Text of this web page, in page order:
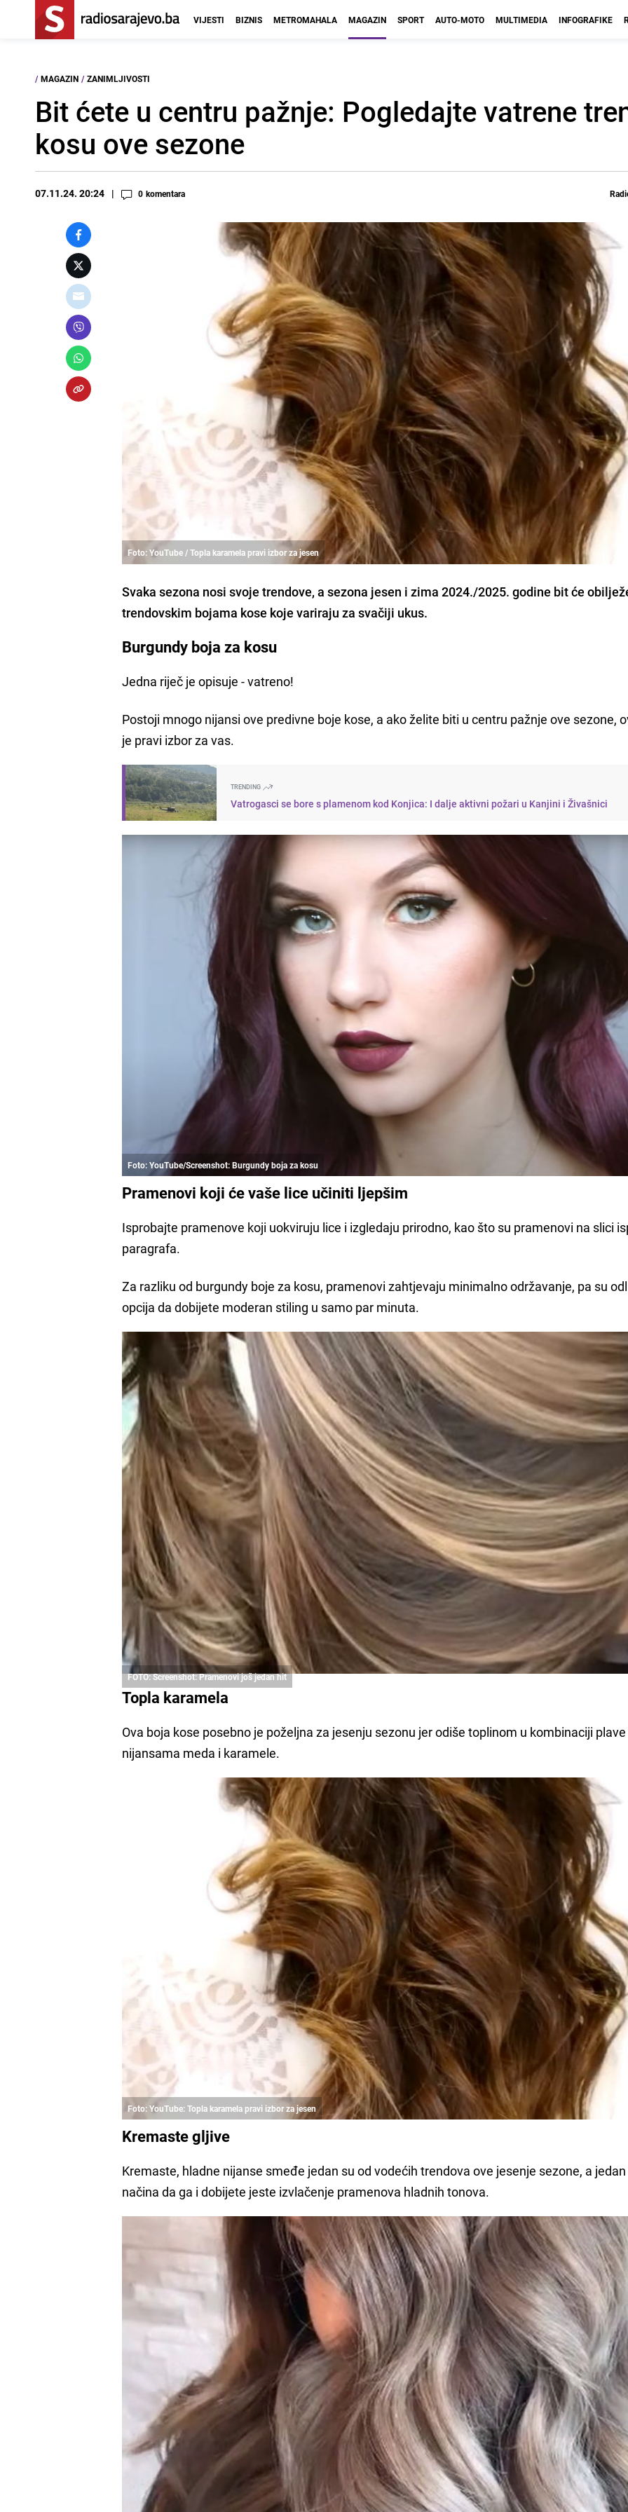
VIJESTI BIZNIS METROMAHALA MAGAZIN SPORT AUTO-MOTO MULTIMEDIA INFOGRAFIKE
/ MAGAZIN / ZANIMLJIVOSTI
Bit ćete u centru pažnje: Pogledajte vatrene
kosu ove sezone
07.11.24. 20:24 0 komentara
Foto: YouTube / Topla karamela pravi izbor za jesen
Svaka sezona nosi svoje trendove, a sezona jesen i zima 2024./2025. godine bit će
trendovskim bojama kose koje variraju za svačiji ukus.
Burgundy boja za kosu
Jedna riječ je opisuje - vatreno!
Postoji mnogo nijansi ove predivne boje kose, a ako želite biti u centru pažnje ove sezone,
je pravi izbor za vas.
TRENDING
Vatrogasci se bore s plamenom kod Konjica: I dalje aktivni požari u Kanjini i Živašnici
Foto: YouTube/Screenshot: Burgundy boja za kosu
Pramenovi koji će vaše lice učiniti ljepšim
Isprobajte pramenove koji uokviruju lice i izgledaju prirodno, kao što su pramenovi na slici
paragrafa.
Za razliku od burgundy boje za kosu, pramenovi zahtjevaju minimalno održavanje, pa su
opcija da dobijete moderan stiling u samo par minuta.
FOTO: Screenshot: Pramenovi još jedan hit
Topla karamela
Ova boja kose posebno je poželjna za jesenju sezonu jer odiše toplinom u kombinaciji
nijansama meda i karamele.
Foto: YouTube: Topla karamela pravi izbor za jesen
Kremaste gljive
Kremaste, hladne nijanse smeđe jedan su od vodećih trendova ove jesenje sezone, a
načina da ga i dobijete jeste izvlačenje pramenova hladnih tonova.